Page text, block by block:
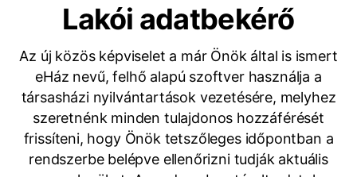
Lakói adatbekérő
Az új közös képviselet a már Önök által is ismert
eHáz nevű, felhő alapú szoftver használja a
társasházi nyilvántartások vezetésére, melyhez
szeretnénk minden tulajdonos hozzáférését
frissíteni, hogy Önök tetszőleges időpontban a
rendszerbe belépve ellenőrizni tudják aktuális